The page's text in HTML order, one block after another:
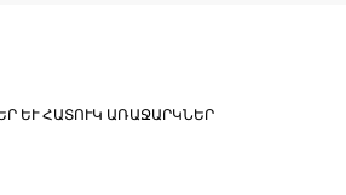
ԵՒ ՀԱՏՈՒԿ ԱՌԱՋԱՐԿՆԵՐ